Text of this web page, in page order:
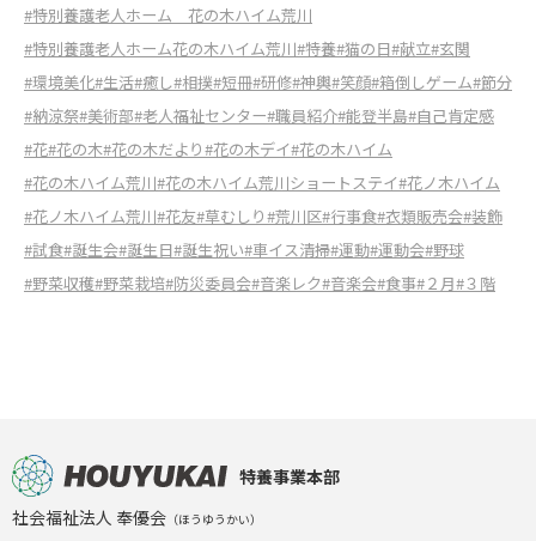
#特別養護老人ホーム 花の木ハイム荒川
#特別養護老人ホーム花の木ハイム荒川#特養#猫の日#献立#玄関
#環境美化#生活#癒し#相撲#短冊#研修#神輿#笑顔#箱倒しゲーム#節分
#納涼祭#美術部#老人福祉センター#職員紹介#能登半島#自己肯定感
#花#花の木#花の木だより#花の木デイ#花の木ハイム
#花の木ハイム荒川#花の木ハイム荒川ショートステイ#花ノ木ハイム
#花ノ木ハイム荒川#花友#草むしり#荒川区#行事食#衣類販売会#装飾
#試食#誕生会#誕生日#誕生祝い#車イス清掃#運動#運動会#野球
#野菜収穫#野菜栽培#防災委員会#音楽レク#音楽会#食事#２月#３階
特養事業本部
社会福祉法人 奉優会 （ほうゆうかい）